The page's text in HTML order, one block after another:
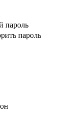
пароль
пароль